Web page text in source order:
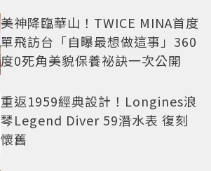
美神降臨華山！TWICE MINA首度
單飛訪台「自曝最想做這事」360
度0死角美貌保養祕訣一次公開
重返1959經典設計！Longines浪
琴Legend Diver 59潛水表 復刻
懷舊